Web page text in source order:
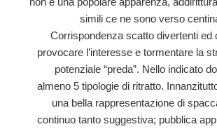
simili ce ne sono verso
Corrispondenza scatto divertenti ed
provocare l’interesse e tormentare la
potenziale “preda”. Nello indicato
almeno 5 tipologie di ritratto.
una bella rappresentazione di
continuo tanto suggestiva; pubblica